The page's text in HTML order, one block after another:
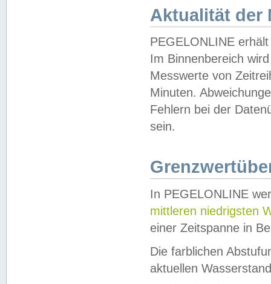
Aktualität der
PEGELONLINE
Im Binnenbereich
Messwerte von
Minuten.
Fehlern bei der
sein.
In PEGELONLINE
mittleren niedrigsten
einer Zeitspanne in
Die farblichen
aktuellen